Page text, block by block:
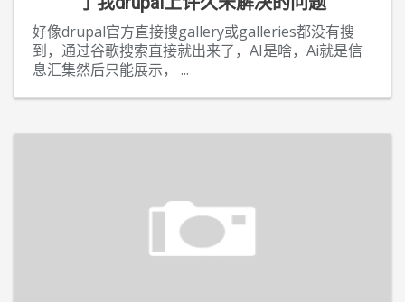
好像drupal官方直接搜gallery或galleries都没有搜
到，通过谷歌搜索直接就出来了，AI是啥，Ai就是信
息汇集然后只能展示， ...